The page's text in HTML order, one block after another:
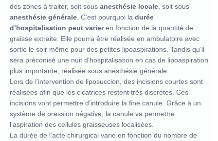
des zones à traiter, soit sous anesthésie locale , soit sous
anesthésie générale . C’est pourquoi la durée
d’hospitalisation peut varieren fonction de la quantité de
graisse extraite. Elle pourra être réalisée en ambulatoire avec
sortie le soir même pour des petites lipoaspirations. Tandis qu’il
sera préconisé une nuit d’hospitalisation en cas de lipoaspiration
plus importante, réalisée sous anesthésie générale.
Lors de l’intervention de liposuccion, des incisions courtes sont
réalisées afin que les cicatrices restent très discrètes. Ces
incisions vont permettre d’introduire la fine canule. Grâce à un
système de pression négative, la canule va permettre
l’aspiration des cellules graisseuses localisées.
La durée de l’acte chirurgical varie en fonction du nombre de